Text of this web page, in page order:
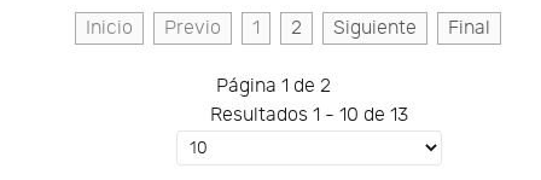
Inicio Previo 1 2 Siguiente Final
Página 1 de 2
Resultados 1 - 10 de 13